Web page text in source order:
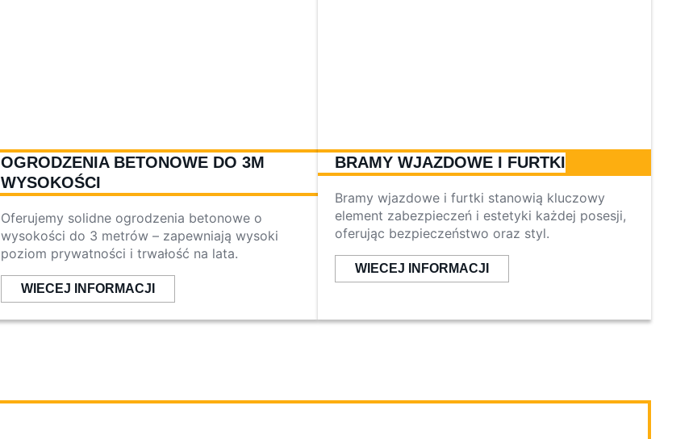
OGRODZENIA BETONOWE DO 3M
WYSOKOŚCI
Oferujemy solidne ogrodzenia betonowe o
wysokości do 3 metrów – zapewniają wysoki
poziom prywatności i trwałość na lata.
WIECEJ INFORMACJI
BRAMY WJAZDOWE I FURTKI
Bramy wjazdowe i furtki stanowią kluczowy
element zabezpieczeń i estetyki każdej posesji,
oferując bezpieczeństwo oraz styl.
WIECEJ INFORMACJI